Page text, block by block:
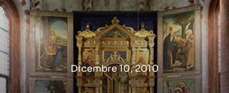
Salta
al
contenuto
Dicembre 10, 2010